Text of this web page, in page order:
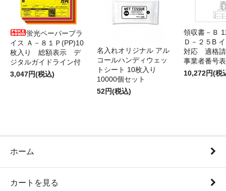
蛍光ペーパープラ
イス Ａ－８１Ｐ(PP)10
枚入り 総額表示 デ
ジタルガイドライン付
3,047円(税込)
名入れオリジナル アル
コールハンディウェッ
トシート 10枚入り
10000個セット
52円(税込)
領収書－Ｂ
Ｄ－２５B
対応 適格請
事業者番号
10,272円(税
ホーム
カートを見る